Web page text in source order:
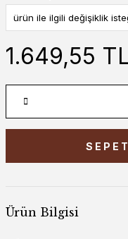
1.649,55
Ürün Bilgisi